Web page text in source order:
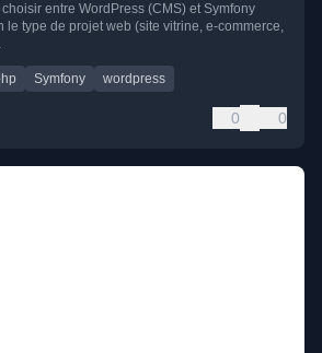
entre WordPress (CMS) et Symfony
le type de projet web (site vitrine, e-commerce,
Symfony wordpress
0 0